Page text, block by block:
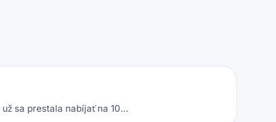
sa prestala nabíjať na 10…